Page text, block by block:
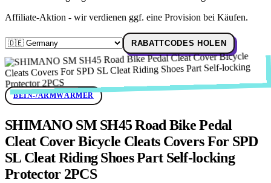
Affiliate-Aktion - wir verdienen ggf. eine Provision bei Käufen.
RABATTCODES HOLEN
BEIN-/ARMWÄRMER
SHIMANO SM SH45 Road Bike Pedal
Cleat Cover Bicycle Cleats Covers For SPD
SL Cleat Riding Shoes Part Self-locking
Protector 2PCS